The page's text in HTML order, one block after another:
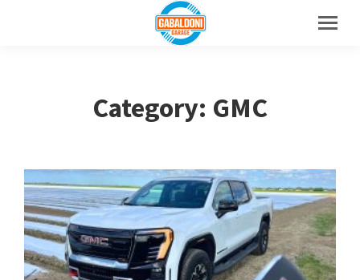
Category: GMC